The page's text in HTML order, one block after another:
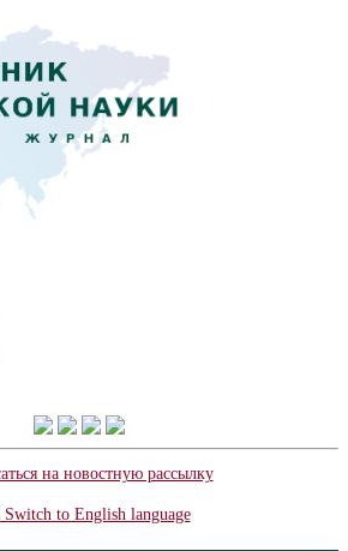
на новостную рассылку
Switch to English language